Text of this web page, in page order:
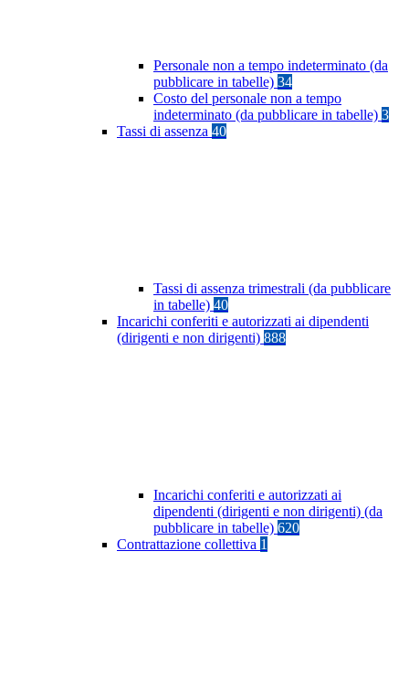
Personale non a tempo indeterminato (da
pubblicare in tabelle) 34
Costo del personale non a tempo
indeterminato (da pubblicare in tabelle) 3
Tassi di assenza 40
Tassi di assenza trimestrali (da pubblicare
in tabelle) 40
Incarichi conferiti e autorizzati ai dipendenti
(dirigenti e non dirigenti) 888
Incarichi conferiti e autorizzati ai
dipendenti (dirigenti e non dirigenti) (da
pubblicare in tabelle) 620
Contrattazione collettiva 1